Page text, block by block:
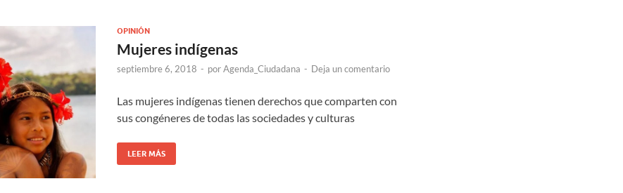
OPINIÓN
Mujeres indígenas
septiembre 6, 2018 - porAgenda_Ciudadana - Deja un comentario
Las mujeres indígenas tienen derechos que comparten con
sus congéneres de todas las sociedades y culturas
LEER MÁS